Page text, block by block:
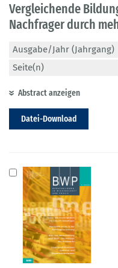
Vergleichende
Nachfrager durch
Ausgabe/Jahr (Jahrgang)
Seite(n)
Abstract anzeigen
Datei-Download